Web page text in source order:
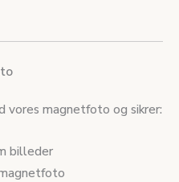
vores magnetfoto og sikrer:
billeder